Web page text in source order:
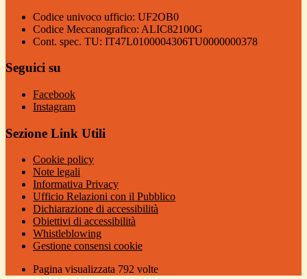
Codice univoco ufficio: UF2OB0
Codice Meccanografico: ALIC82100G
Cont. spec. TU: IT47L0100004306TU0000000378
Seguici su
Facebook
Instagram
Sezione Link Utili
Cookie policy
Note legali
Informativa Privacy
Ufficio Relazioni con il Pubblico
Dichiarazione di accessibilità
Obiettivi di accessibilità
Whistleblowing
Gestione consensi cookie
Pagina visualizzata 792 volte